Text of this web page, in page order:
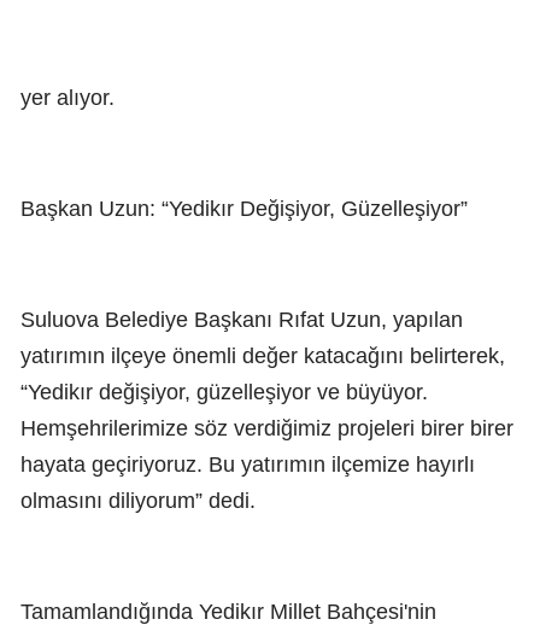
yer alıyor.
Başkan Uzun: “Yedikır Değişiyor, Güzelleşiyor”
Suluova Belediye Başkanı Rıfat Uzun, yapılan
yatırımın ilçeye önemli değer katacağını belirterek,
“Yedikır değişiyor, güzelleşiyor ve büyüyor.
Hemşehrilerimize söz verdiğimiz projeleri birer birer
hayata geçiriyoruz. Bu yatırımın ilçemize hayırlı
olmasını diliyorum” dedi.
Tamamlandığında Yedikır Millet Bahçesi'nin